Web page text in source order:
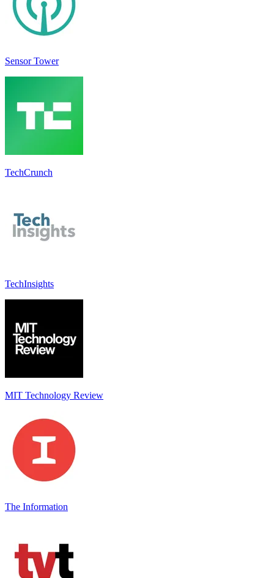
Sensor Tower
TechCrunch
TechInsights
MIT Technology Review
The Information